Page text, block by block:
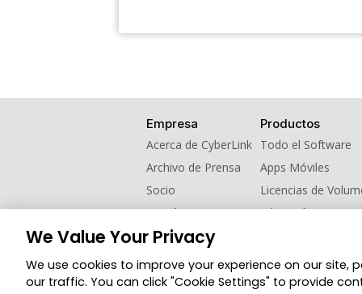
Empresa
Acerca de CyberLink
Archivo de Prensa
Socio
Contáctanos
Productos
Todo el Software
Apps Móviles
Licencias de
Educación
© 2026 CyberLink Corp. Todos los derechos
We Value Your Privacy
We use cookies to improve your experience on our site,
our traffic. You can click "Cookie Settings" to provide